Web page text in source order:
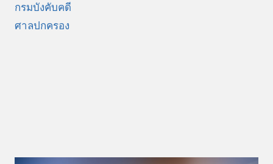
กรมบังคับคดี
ศาลปกครอง